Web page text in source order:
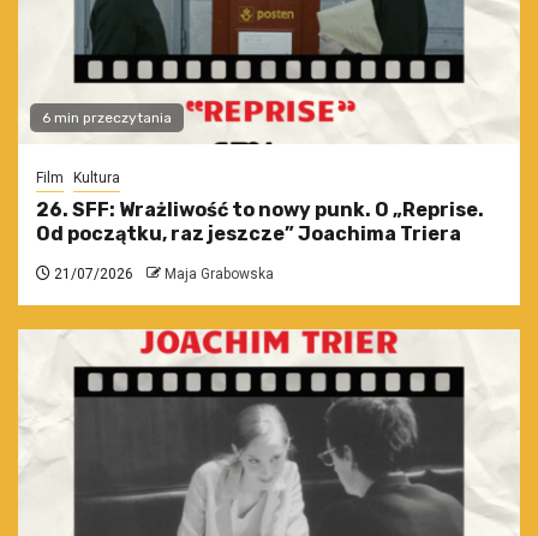
6 min przeczytania
Film Kultura
26. SFF: Wrażliwość to nowy punk. O „Reprise.
Od początku, raz jeszcze” Joachima Triera
21/07/2026 Maja Grabowska